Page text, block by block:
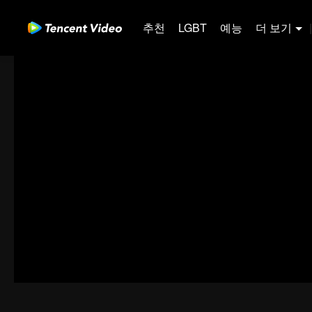
추천 LGBT 예능 더 보기 |